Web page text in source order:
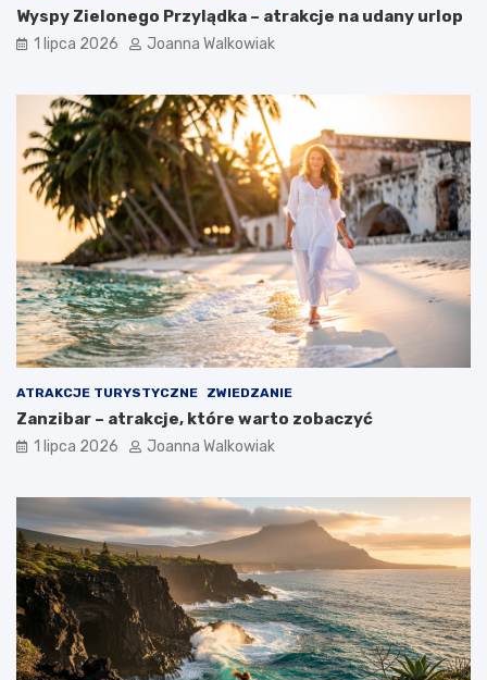
Wyspy Zielonego Przylądka – atrakcje na udany urlop
1 lipca 2026 Joanna Walkowiak
ATRAKCJE TURYSTYCZNE ZWIEDZANIE
Zanzibar – atrakcje, które warto zobaczyć
1 lipca 2026 Joanna Walkowiak